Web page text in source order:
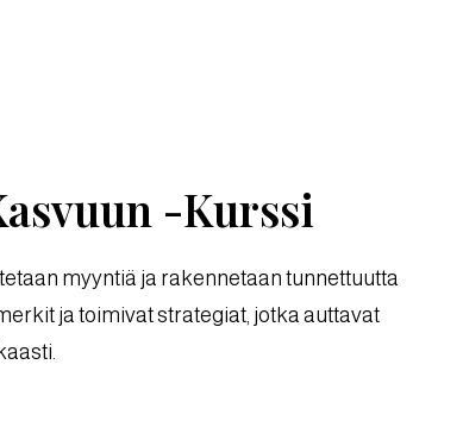
-Kurssi
myyntiä ja rakennetaan tunnettuutta
ja toimivat strategiat, jotka auttavat